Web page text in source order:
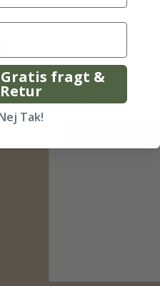
15,00 DKK
fragt &
Retur
Tak!